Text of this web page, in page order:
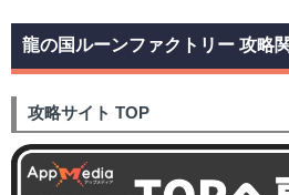
龍の国ルーンファクトリー 攻略
攻略サイト TOP